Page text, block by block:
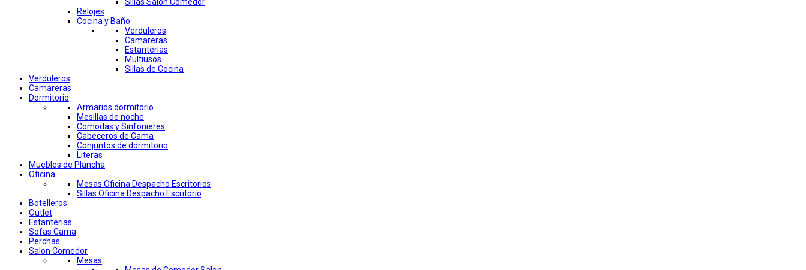
Sillas Salon Comedor
Relojes
Cocina y Baño
Verduleros
Camareras
Estanterias
Multiusos
Sillas de Cocina
Verduleros
Camareras
Dormitorio
Armarios dormitorio
Mesillas de noche
Comodas y Sinfonieres
Cabeceros de Cama
Conjuntos de dormitorio
Literas
Muebles de Plancha
Oficina
Mesas Oficina Despacho Escritorios
Sillas Oficina Despacho Escritorio
Botelleros
Outlet
Estanterias
Sofas Cama
Perchas
Salon Comedor
Mesas